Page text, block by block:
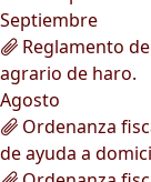
Septiembre
Reglamento
agrario de haro.
Agosto
Ordenanza
de ayuda a